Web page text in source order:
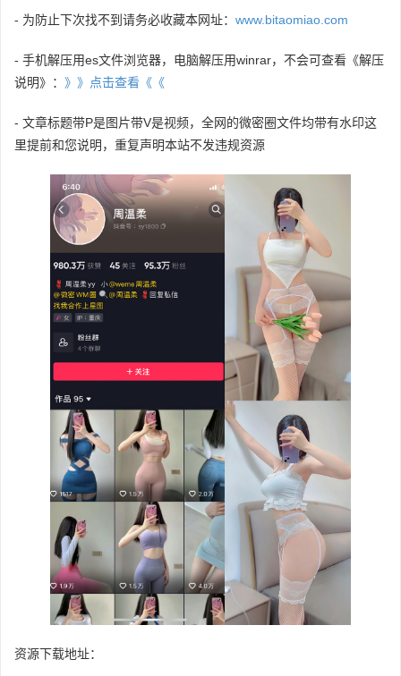
- 为防止下次找不到请务必收藏本网址： www.bitaomiao.com
- 手机解压用es文件浏览器，电脑解压用winrar，不会可查看《解压
说明》： 》》点击查看《《
- 文章标题带P是图片带V是视频，全网的微密圈文件均带有水印这
里提前和您说明，重复声明本站不发违规资源
资源下载地址：